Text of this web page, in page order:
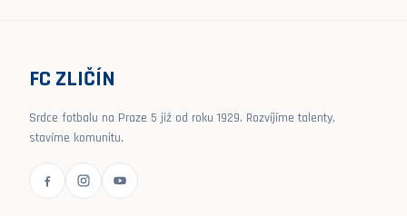
FC ZLIČÍN
Srdce fotbalu na Praze 5 již od roku 1929. Rozvíjíme talenty,
stavíme komunitu.